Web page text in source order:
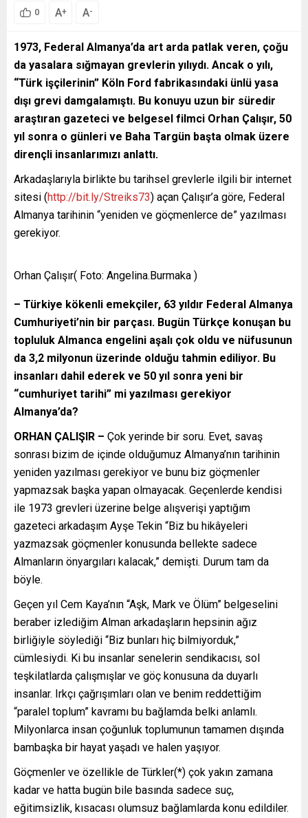
0 A+ A-
1973, Federal Almanya’da art arda patlak veren, çoğu
da yasalara sığmayan grevlerin yılıydı. Ancak o yılı,
“Türk işçilerinin” Köln Ford fabrikasındaki ünlü yasa
dışı grevi damgalamıştı. Bu konuyu uzun bir süredir
araştıran gazeteci ve belgesel filmci Orhan Çalışır, 50
yıl sonra o günleri ve Baha Targün başta olmak üzere
dirençli insanlarımızı anlattı.
Arkadaşlarıyla birlikte bu tarihsel grevlerle ilgili bir internet
sitesi (http://bit.ly/Streiks73) açan Çalışır’a göre, Federal
Almanya tarihinin “yeniden ve göçmenlerce de” yazılması
gerekiyor.
Orhan Çalışır( Foto: Angelina.Burmaka )
– Türkiye kökenli emekçiler, 63 yıldır Federal Almanya
Cumhuriyeti’nin bir parçası. Bugün Türkçe konuşan bu
topluluk Almanca engelini aşalı çok oldu ve nüfusunun
da 3,2 milyonun üzerinde olduğu tahmin ediliyor. Bu
insanları dahil ederek ve 50 yıl sonra yeni bir
“cumhuriyet tarihi” mi yazılması gerekiyor
Almanya’da?
ORHAN ÇALIŞIR – Çok yerinde bir soru. Evet, savaş
sonrası bizim de içinde olduğumuz Almanya’nın tarihinin
yeniden yazılması gerekiyor ve bunu biz göçmenler
yapmazsak başka yapan olmayacak. Geçenlerde kendisi
ile 1973 grevleri üzerine belge alışverişi yaptığım
gazeteci arkadaşım Ayşe Tekin “Biz bu hikâyeleri
yazmazsak göçmenler konusunda bellekte sadece
Almanların önyargıları kalacak,” demişti. Durum tam da
böyle.
Geçen yıl Cem Kaya’nın “Aşk, Mark ve Ölüm” belgeselini
beraber izlediğim Alman arkadaşların hepsinin ağız
birliğiyle söylediği “Biz bunları hiç bilmiyorduk,”
cümlesiydi. Ki bu insanlar senelerin sendikacısı, sol
teşkilatlarda çalışmışlar ve göç konusuna da duyarlı
insanlar. Irkçı çağrışımları olan ve benim reddettiğim
“paralel toplum” kavramı bu bağlamda belki anlamlı.
Milyonlarca insan çoğunluk toplumunun tamamen dışında
bambaşka bir hayat yaşadı ve halen yaşıyor.
Göçmenler ve özellikle de Türkler(*) çok yakın zamana
kadar ve hatta bugün bile basında sadece suç,
eğitimsizlik, kısacası olumsuz bağlamlarda konu edildiler.